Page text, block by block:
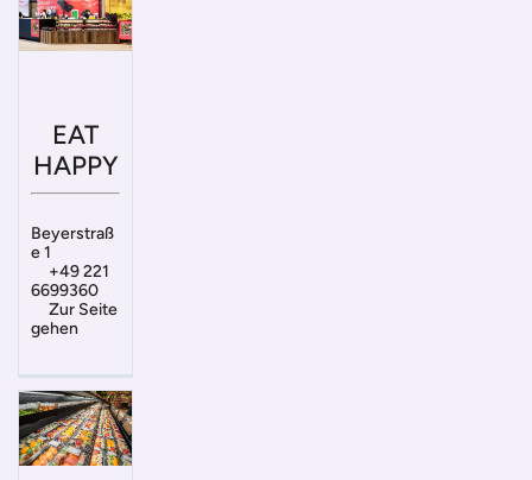
EAT
HAPPY
Beyerstraß
e 1
+49 221
6699360
Zur Seite
gehen